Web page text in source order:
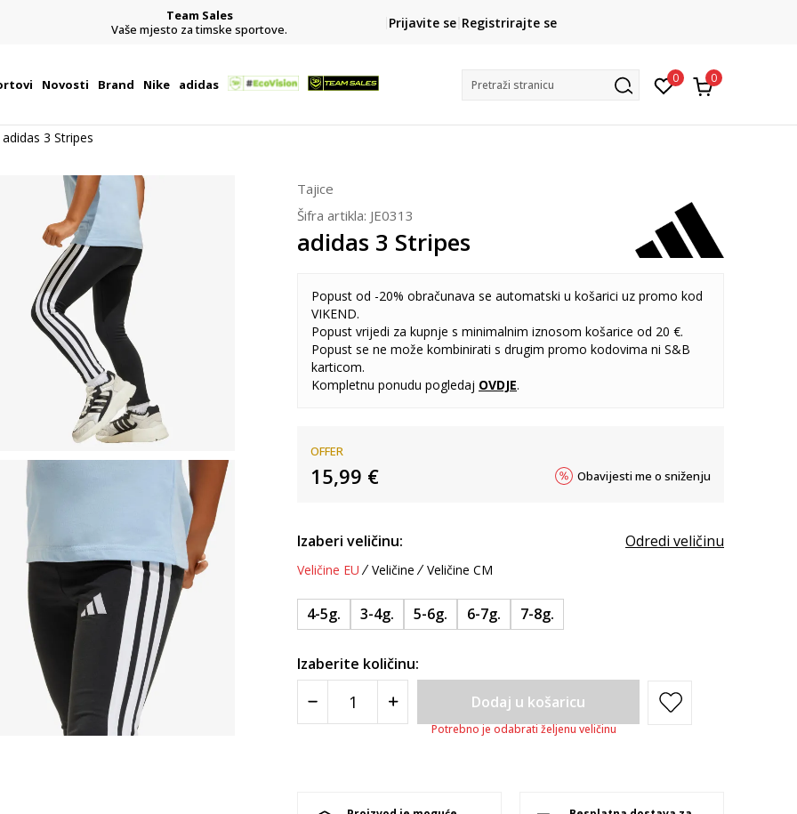
Team Sales
Vaše mjesto za timske sportove.
CLICK& COLLECT
besplatno preuzimanje u trgovini
Prijavite se Registrirajte se
Novosti Brand Nike adidas Pretraži stranicu 0 0
adidas 3 Stripes
Tajice
Šifra artikla: JE0313
adidas 3 Stripes
Popust od -20% obračunava se automatski u košarici uz promo kod
VIKEND.
Popust vrijedi za kupnje s minimalnim iznosom košarice od 20 €.
Popust se ne može kombinirati s drugim promo kodovima ni S&B
karticom.
Kompletnu ponudu pogledaj OVDJE.
OFFER
15,99 € Obavijesti me o sniženju
Izaberi veličinu: Odredi veličinu
Veličine EU Veličine Veličine CM
4-5g. 3-4g. 5-6g. 6-7g. 7-8g.
Izaberite količinu:
Dodaj u košaricu
Potrebno je odabrati željenu veličinu